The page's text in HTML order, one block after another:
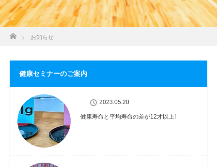
ホーム
お知らせ
健康セミナーのご案内
2023.05.20
健康寿命と平均寿命の差が12才以上!